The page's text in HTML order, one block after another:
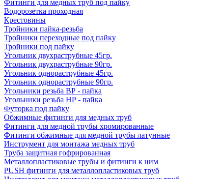
Фитинги для медных труб под пайку
Водорозетка проходная
Крестовины
Тройники пайка-резьба
Тройники переходные под пайку
Тройники под пайку
Угольник двухраструбные 45гр.
Угольник двухраструбные 90гр.
Угольник однораструбные 45гр.
Угольник однораструбные 90гр.
Угольники резьба ВР - пайка
Угольники резьба НР - пайка
Футорка под пайку
Обжимные фитинги для медных труб
Фитинги для медной трубы хромированные
Фитинги обжимные для медной трубы латунные
Инструмент для монтажа медных труб
Труба защитная гофрированная
Металлопластиковые трубы и фитинги к ним
PUSH фитинги для металлопластиковых труб